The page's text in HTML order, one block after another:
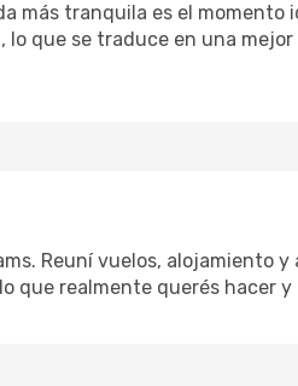
más tranquila es el
que se traduce en una
Reuní vuelos, alojamiento
que realmente querés hacer y